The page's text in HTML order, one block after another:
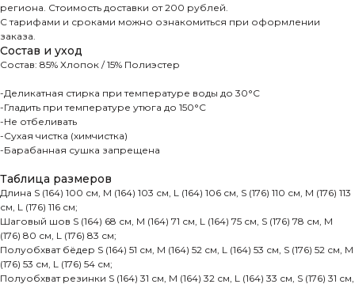
региона. Стоимость доставки от 200 рублей.
С тарифами и сроками можно ознакомиться при оформлении
заказа.
Состав и уход
Состав: 85% Хлопок / 15% Полиэстер
-Деликатная стирка при температуре воды до 30°C
-Гладить при температуре утюга до 150°C
-Не отбеливать
-Сухая чистка (химчистка)
-Барабанная сушка запрещена
Таблица размеров
Длина S (164) 100 см, M (164) 103 см, L (164) 106 см, S (176) 110 см, M (176) 113
см, L (176) 116 см;
Шаговый шов S (164) 68 см, M (164) 71 см, L (164) 75 см, S (176) 78 см, M
(176) 80 см, L (176) 83 см;
Полуобхват бёдер S (164) 51 см, M (164) 52 см, L (164) 53 см, S (176) 52 см, M
(176) 53 см, L (176) 54 см;
Полуобхват резинки S (164) 31 см, M (164) 32 см, L (164) 33 см, S (176) 31 см,
Каталог